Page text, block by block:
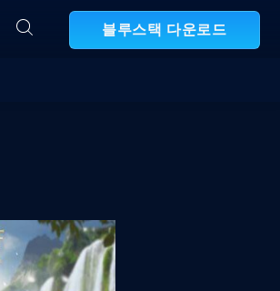
블루스택 다운로드